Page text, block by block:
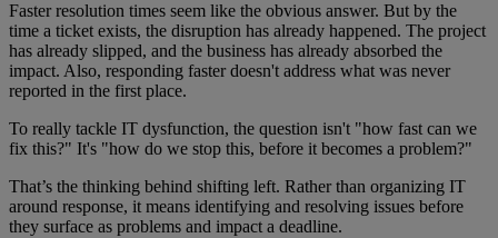
Faster resolution times seem like the obvious answer. But by the
time a ticket exists, the disruption has already happened. The project
has already slipped, and the business has already absorbed the
impact. Also, responding faster doesn't address what was never
reported in the first place.
To really tackle IT dysfunction, the question isn't "how fast can we
fix this?" It's "how do we stop this, before it becomes a problem?"
That’s the thinking behind shifting left. Rather than organizing IT
around response, it means identifying and resolving issues before
they surface as problems and impact a deadline.